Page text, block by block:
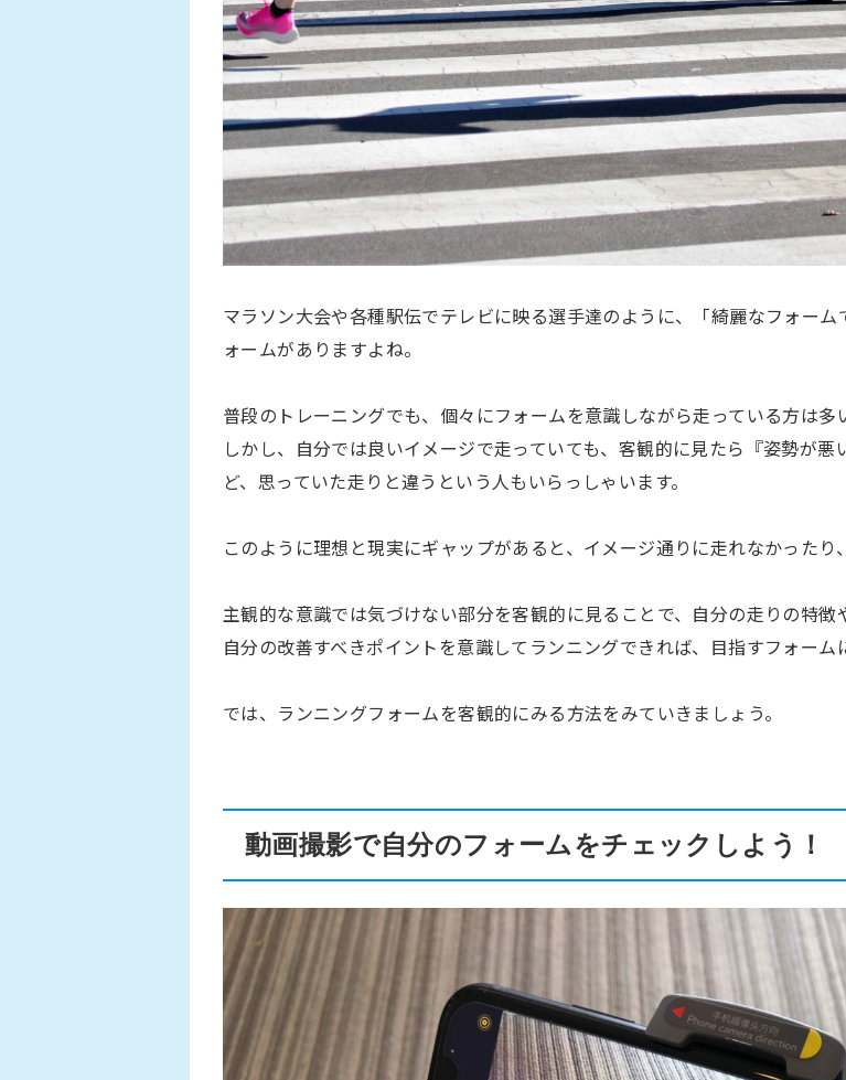
マラソン大会や各種駅伝でテレビに映る選手達のように、「綺麗なフォー
ォームがありますよね。
普段のトレーニングでも、個々にフォームを意識しながら走っている方は多
しかし、自分では良いイメージで走っていても、客観的に見たら『姿勢が
ど、思っていた走りと違うという人もいらっしゃいます。
このように理想と現実にギャップがあると、イメージ通りに走れなかったり
主観的な意識では気づけない部分を客観的に見ることで、自分の走りの特徴
自分の改善すべきポイントを意識してランニングできれば、目指すフォーム
では、ランニングフォームを客観的にみる方法をみていきましょう。
動画撮影で自分のフォームをチェックしよう！